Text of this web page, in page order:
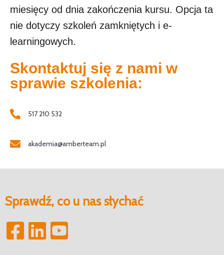
miesięcy od dnia zakończenia kursu. Opcja ta
nie dotyczy szkoleń zamkniętych i e-
learningowych.
Skontaktuj się z nami w
sprawie szkolenia:
517 210 532
akademia@amberteam.pl
Sprawdź, co u nas słychać